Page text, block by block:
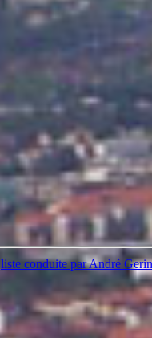
liste conduite par André Gerin